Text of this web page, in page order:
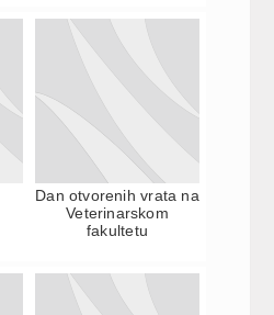
Dan otvorenih vrata na
Veterinarskom
fakultetu